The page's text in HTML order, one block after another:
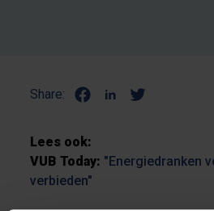
Share:
Lees ook:
VUB Today: "Energiedranken
verbieden"